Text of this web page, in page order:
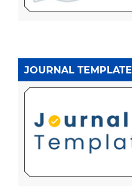
JOURNAL TEMPLATE